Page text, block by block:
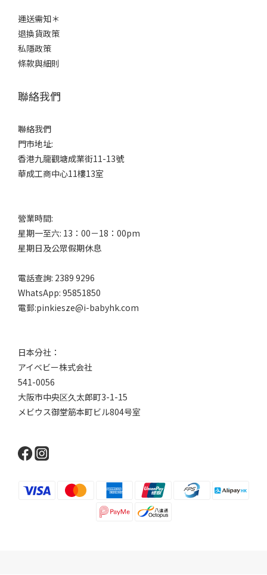
運送需知＊
退換貨政策
私隱政策
條款與細則
聯絡我們
聯絡我們
門市地址:
香港九龍觀塘成業街11-13號
華成工商中心11樓13室
營業時間:
星期一至六: 13：00－18：00pm
星期日及公眾假期休息
電話查詢: 2389 9296
WhatsApp: 95851850
電郵:pinkiesze@i-babyhk.com
日本分社：
アイベビー株式会社
541-0056
大阪市中央区久太郎町3-1-15
メビウス御堂筋本町ビル804号室